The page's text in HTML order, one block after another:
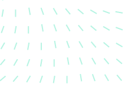
nach einem Unfall
Zustand gebracht